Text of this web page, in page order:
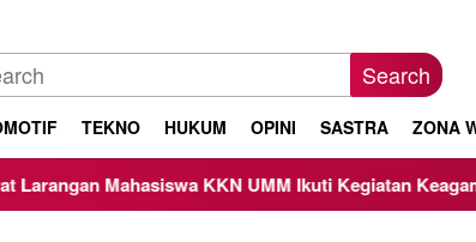
Search
TEKNO HUKUM OPINI SASTRA ZONA
KKN UMM Ikuti Kegiatan Keagamaan, Begini